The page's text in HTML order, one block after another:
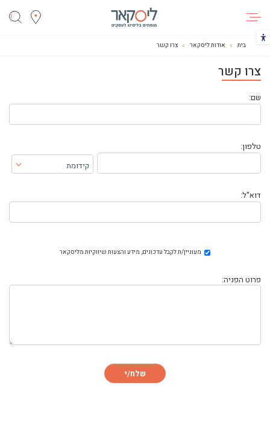
הכפתור משנה את צבעי הקונטרסט
בית אודות ליסקאר צרו קשר
צרו קשר
שם:
טלפון:
בחר קידומת
קידומת
דוא"ל:
מעוניין/ת לקבל עדכונים, מידע והצעות שיווקיות מליסקאר
פרוט הפניה:
שלח/י